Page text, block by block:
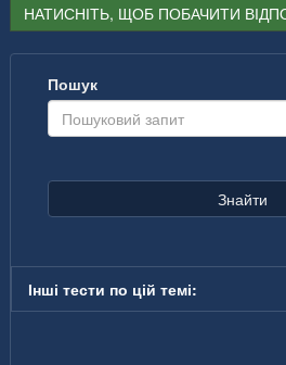
НАТИСНІТЬ, ЩОБ ПОБАЧИТИ
Пошук
Знайти
Інші тести по цій темі: